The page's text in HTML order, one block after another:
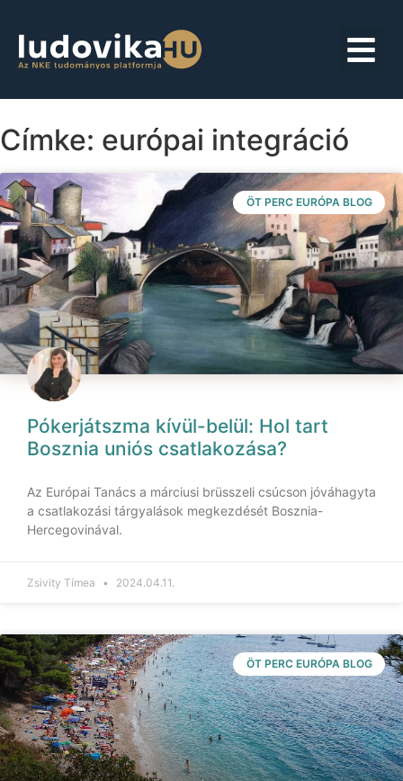
Címke: európai integráció
ÖT PERC EURÓPA BLOG
Pókerjátszma kívül-belül: Hol tart
Bosznia uniós csatlakozása?
Az Európai Tanács a márciusi brüsszeli csúcson jóváhagyta
a csatlakozási tárgyalások megkezdését Bosznia-
Hercegovinával.
Zsivity Tímea 2024.04.11.
ÖT PERC EURÓPA BLOG